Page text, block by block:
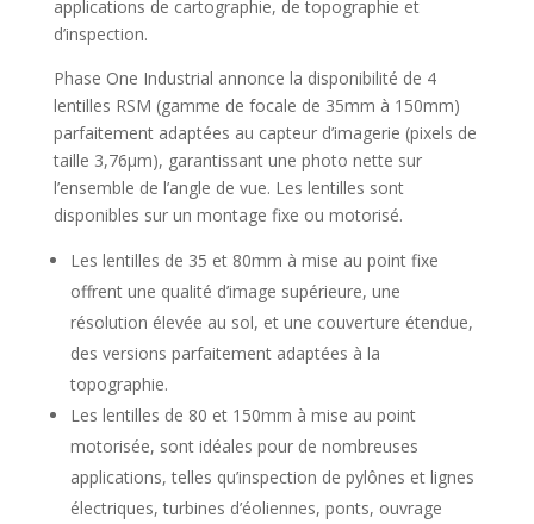
applications de cartographie, de topographie et
d’inspection.
Phase One Industrial annonce la disponibilité de 4
lentilles RSM (gamme de focale de 35mm à 150mm)
parfaitement adaptées au capteur d’imagerie (pixels de
taille 3,76µm), garantissant une photo nette sur
l’ensemble de l’angle de vue. Les lentilles sont
disponibles sur un montage fixe ou motorisé.
Les lentilles de 35 et 80mm à mise au point fixe
offrent une qualité d’image supérieure, une
résolution élevée au sol, et une couverture étendue,
des versions parfaitement adaptées à la
topographie.
Les lentilles de 80 et 150mm à mise au point
motorisée, sont idéales pour de nombreuses
applications, telles qu’inspection de pylônes et lignes
électriques, turbines d’éoliennes, ponts, ouvrage